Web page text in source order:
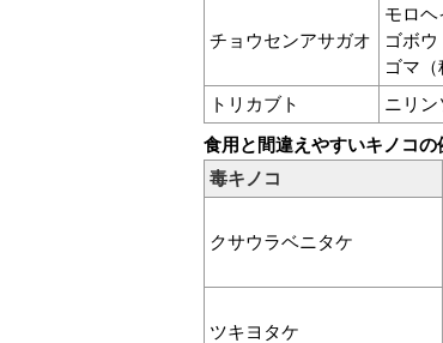
チョウセンアサガオ
モロヘ
ゴボウ
ゴマ
トリカブト
ニリ
食用と間違えやすいキノコの
毒キノコ
クサウラベニタケ
ツキヨタケ